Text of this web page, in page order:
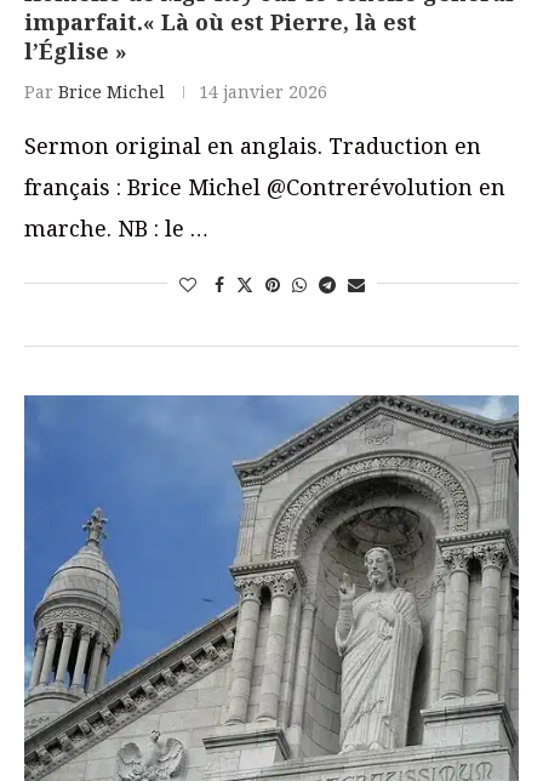
imparfait.« Là où est Pierre, là est
l’Église »
Par Brice Michel 14 janvier 2026
Sermon original en anglais. Traduction en
français : Brice Michel @Contrerévolution en
marche. NB : le …